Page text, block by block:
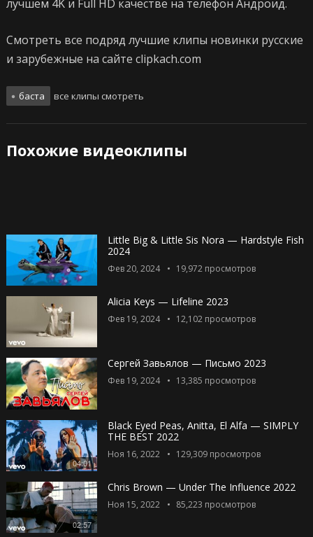
лучшем 4K и Full HD качестве на телефон Андроид.
Смотреть все подряд лучшие клипы новинки русские
и зарубежные на сайте clipkach.com
баста все клипы смотреть
Похожие видеоклипы
Little Big & Little Sis Nora — Hardstyle Fish
2024
Фев 20, 2024 19,972просмотров
Alicia Keys — Lifeline 2023
Фев 19, 2024 12,102просмотров
Сергей Завьялов — Письмо 2023
Фев 19, 2024 13,385 просмотров
04:01
Black Eyed Peas, Anitta, El Alfa — SIMPLY
THE BEST 2022
Ноя 16, 2022 129,309просмотров
02:57
Chris Brown — Under The Influence 2022
Ноя 15, 2022 85,223 просмотров